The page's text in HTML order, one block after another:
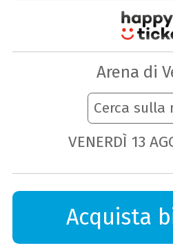
Arena di
Cerca sulla
VENERDÌ 13
Acquista